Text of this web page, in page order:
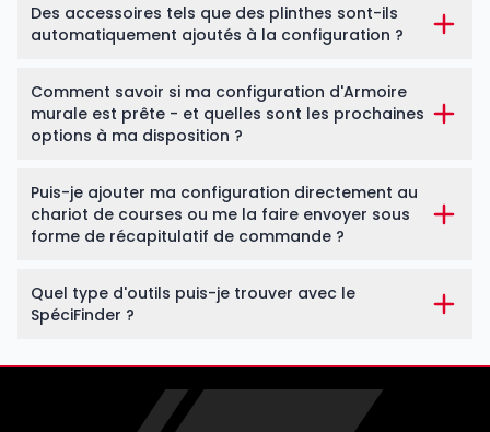
Des accessoires tels que des plinthes sont-ils
automatiquement ajoutés à la configuration ?
Comment savoir si ma configuration d'Armoire
murale est prête - et quelles sont les prochaines
options à ma disposition ?
Puis-je ajouter ma configuration directement au
chariot de courses ou me la faire envoyer sous
forme de récapitulatif de commande ?
Quel type d'outils puis-je trouver avec le
SpéciFinder ?